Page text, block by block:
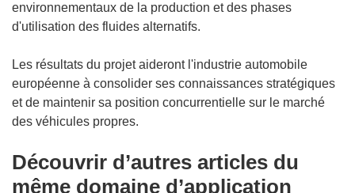
environnementaux de la production et des phases
d'utilisation des fluides alternatifs.
Les résultats du projet aideront l'industrie automobile
européenne à consolider ses connaissances stratégiques
et de maintenir sa position concurrentielle sur le marché
des véhicules propres.
Découvrir d’autres articles du
même domaine d’application